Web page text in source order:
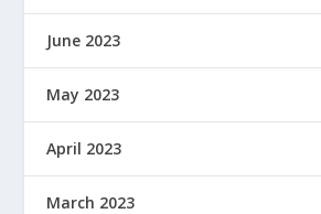
June 2023
May 2023
April 2023
March 2023